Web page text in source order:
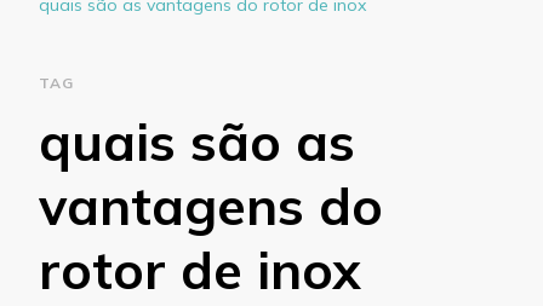
quais são as vantagens do rotor de inox
TAG
quais são as
vantagens do
rotor de inox